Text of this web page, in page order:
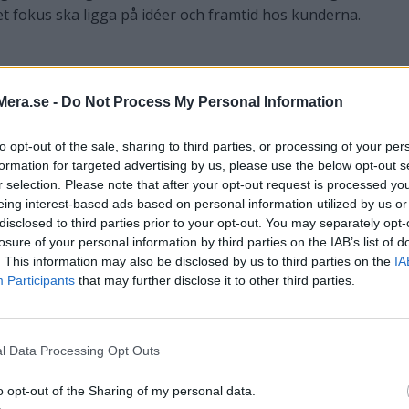
- Do Not Process My Personal Information
opt-out of the sale, sharing to third parties, or processing of your
for targeted advertising by us, please use the below opt-out
selection. Please note that after your opt-out request is processed
interest-based ads based on personal information utilized by us
to third parties prior to your opt-out. You may separately
of your personal information by third parties on the IAB’s list of
This information may also be disclosed by us to third parties on the
Participants that may further disclose it to other third parties.
Data Processing Opt Outs
opt-out of the Sharing of my personal data.
ska ligga på idéer och framtid hos kunderna.
Max ins.
Ins.
garanti
Fria
uttag
Tid
50 000 kr Nej 0 st 2 år
50 000 kr Nej 0 st